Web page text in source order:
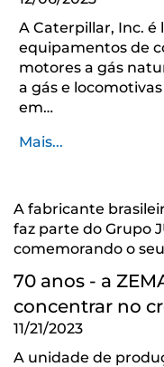
A Caterpillar, Inc. é
equipamentos de
motores a gás
a gás e
em…
Mais...
A fabricante
faz parte do Grupo
comemorando o
70 anos - a
concentrar no
11/21/2023
A unidade de